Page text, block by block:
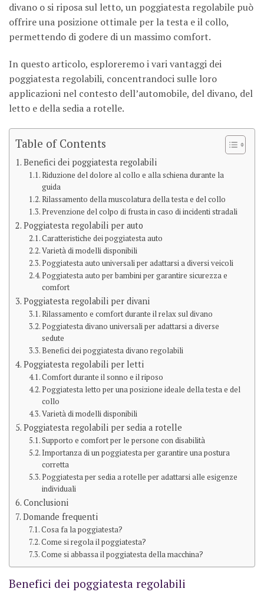
divano o si riposa sul letto, un poggiatesta regolabile può
offrire una posizione ottimale per la testa e il collo,
permettendo di godere di un massimo comfort.
In questo articolo, esploreremo i vari vantaggi dei
poggiatesta regolabili, concentrandoci sulle loro
applicazioni nel contesto dell’automobile, del divano, del
letto e della sedia a rotelle.
Table of Contents
Benefici dei poggiatesta regolabili
Riduzione del dolore al collo e alla schiena durante la
guida
Rilassamento della muscolatura della testa e del collo
Prevenzione del colpo di frusta in caso di incidenti stradali
Poggiatesta regolabili per auto
Caratteristiche dei poggiatesta auto
Varietà di modelli disponibili
Poggiatesta auto universali per adattarsi a diversi veicoli
Poggiatesta auto per bambini per garantire sicurezza e
comfort
Poggiatesta regolabili per divani
Rilassamento e comfort durante il relax sul divano
Poggiatesta divano universali per adattarsi a diverse
sedute
Benefici dei poggiatesta divano regolabili
Poggiatesta regolabili per letti
Comfort durante il sonno e il riposo
Poggiatesta letto per una posizione ideale della testa e del
collo
Varietà di modelli disponibili
Poggiatesta regolabili per sedia a rotelle
Supporto e comfort per le persone con disabilità
Importanza di un poggiatesta per garantire una postura
corretta
Poggiatesta per sedia a rotelle per adattarsi alle esigenze
individuali
Conclusioni
Domande frequenti
Cosa fa la poggiatesta?
Come si regola il poggiatesta?
Come si abbassa il poggiatesta della macchina?
Benefici dei poggiatesta regolabili